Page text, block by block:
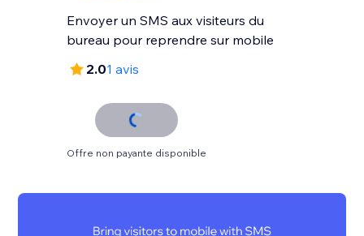
Envoyer un SMS aux visiteurs du
bureau pour reprendre sur mobile
2.01 avis
Offre non payante disponible